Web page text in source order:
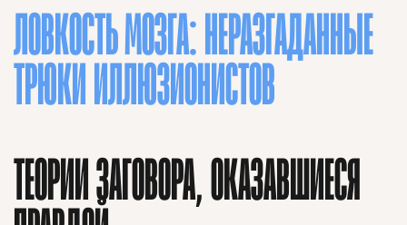
ЛОВКОСТЬ МОЗГА: НЕРАЗГАДАННЫЕ
ТРЮКИ ИЛЛЮЗИОНИСТОВ
ТЕОРИИ ЗАГОВОРА, ОКАЗАВШИЕСЯ
О проекте
Команда
Авторы
Журнал
ЧТИВО ДОМ
YouTube
Telegram
Рекламодателям